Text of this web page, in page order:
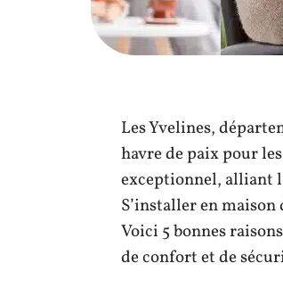
Les Yvelines,
havre de paix pour
exceptionnel, alliant
S’installer en
Voici 5 bonnes
de confort et de